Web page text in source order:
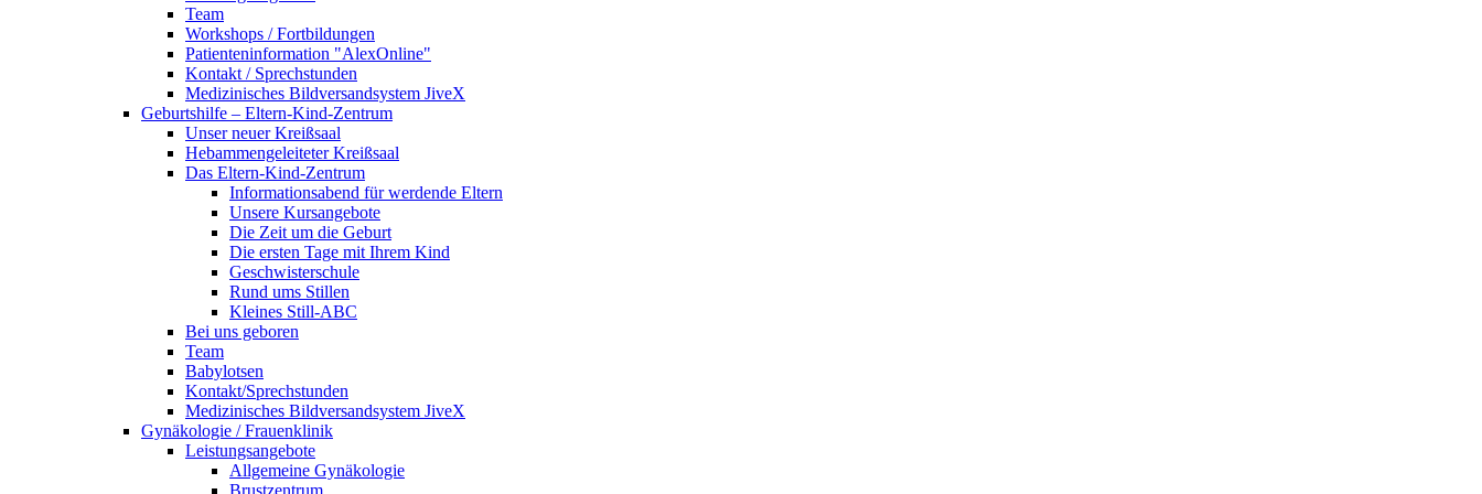
Team
Workshops / Fortbildungen
Patienteninformation "AlexOnline"
Kontakt / Sprechstunden
Medizinisches Bildversandsystem JiveX
Geburtshilfe – Eltern-Kind-Zentrum
Unser neuer Kreißsaal
Hebammengeleiteter Kreißsaal
Das Eltern-Kind-Zentrum
Informationsabend für werdende Eltern
Unsere Kursangebote
Die Zeit um die Geburt
Die ersten Tage mit Ihrem Kind
Geschwisterschule
Rund ums Stillen
Kleines Still-ABC
Bei uns geboren
Team
Babylotsen
Kontakt/Sprechstunden
Medizinisches Bildversandsystem JiveX
Gynäkologie / Frauenklinik
Leistungsangebote
Allgemeine Gynäkologie
Brustzentrum